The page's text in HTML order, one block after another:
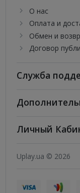
О нас
Оплата и
Обмен и
Договор
Служба
Личный
Uplay.ua © 2026